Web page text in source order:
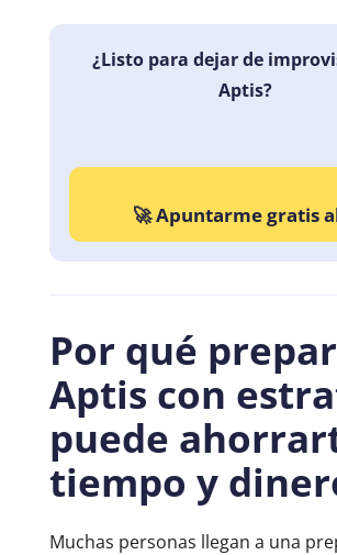
¿Listo para dejar de
Aptis?
🚀 Apuntarme gratis
Por qué
Aptis con
puede
tiempo y
Muchas personas llegan a una